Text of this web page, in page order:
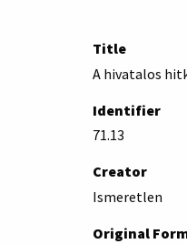
Title
A hivatalos
Identifier
71.13
Creator
Ismeretlen
Original